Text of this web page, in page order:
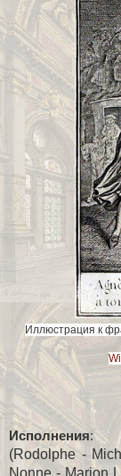
Иллюстрация к
Исполнения:
(Rodolphe -
Nonne - Marion